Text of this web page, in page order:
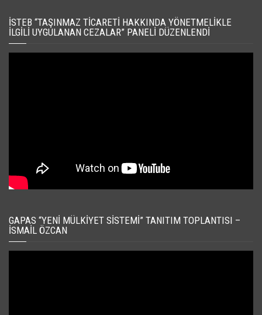
İSTEB “TAŞINMAZ TICARETI HAKKINDA YÖNETMELIKLE
İLGILI UYGULANAN CEZALAR” PANELI DÜZENLENDI
GAPAS “YENI MÜLKIYET SISTEMI” TANITIM TOPLANTISI –
İSMAIL ÖZCAN